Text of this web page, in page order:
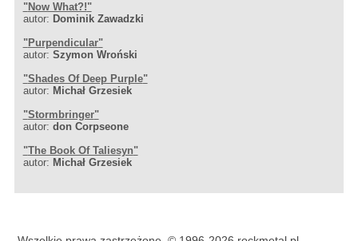
"Now What?!"
autor: Dominik Zawadzki
"Purpendicular"
autor: Szymon Wroński
"Shades Of Deep Purple"
autor: Michał Grzesiek
"Stormbringer"
autor: don Corpseone
"The Book Of Taliesyn"
autor: Michał Grzesiek